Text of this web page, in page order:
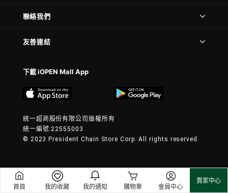
首頁 我的收藏 我的通知 購物車 會員中心
賣家中心
聯絡我們
友善連結
下載 iOPEN Mall App
統一超商股份有限公司版權所有
統一編號:22555003
© 2023 President Chain Store Corp. All rights reserved.